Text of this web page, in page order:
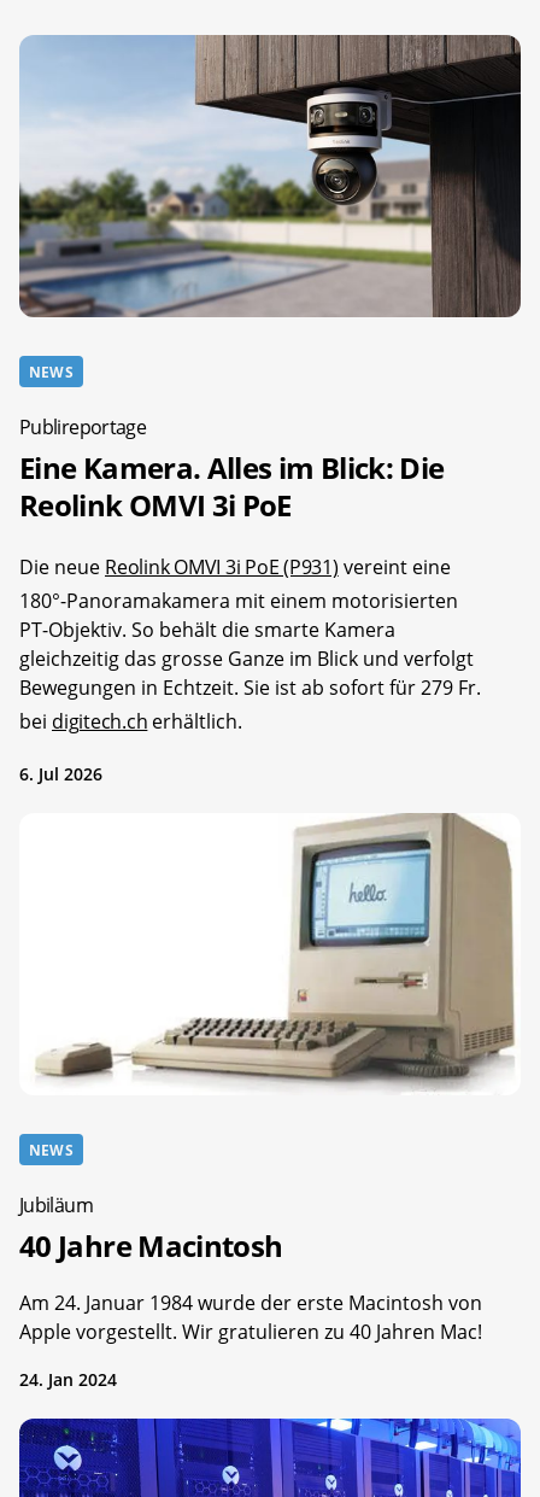
NEWS
Publireportage
Eine Kamera. Alles im Blick: Die
Reolink OMVI 3i PoE
Die neue Reolink OMVI 3i PoE (P931) vereint eine
180°-Panoramakamera mit einem motorisierten
PT-Objektiv. So behält die smarte Kamera
gleichzeitig das grosse Ganze im Blick und verfolgt
Bewegungen in Echtzeit. Sie ist ab sofort für 279 Fr.
bei digitech.ch erhältlich.
6. Jul 2026
NEWS
Jubiläum
40 Jahre Macintosh
Am 24. Januar 1984 wurde der erste Macintosh von
Apple vorgestellt. Wir gratulieren zu 40 Jahren Mac!
24. Jan 2024